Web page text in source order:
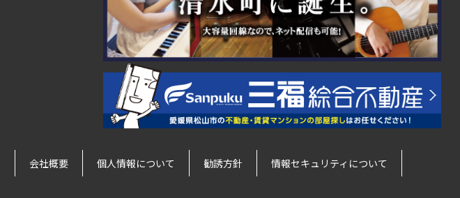
会社概要 個人情報について 勧誘方針 情報セキュリティについて